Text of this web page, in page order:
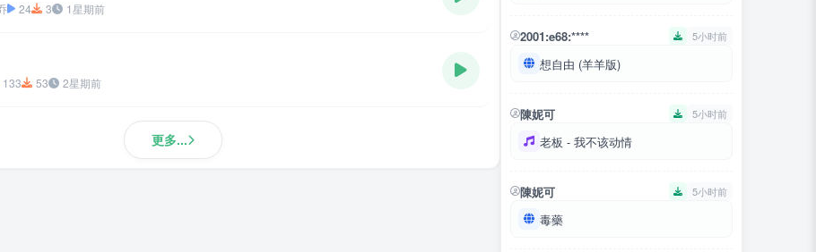
24 3 1星期前
133 53 2星期前
更多...
2001:e68:**** 5小时前
想自由 (羊羊版)
陳妮可 5小时前
老板 - 我不该动情
陳妮可 5小时前
毒藥